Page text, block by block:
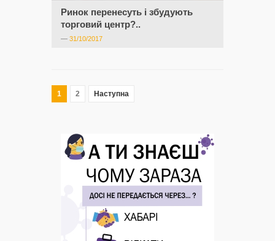
Ринок перенесуть і збудують
торговий центр?..
— 31/10/2017
1 2 Наступна